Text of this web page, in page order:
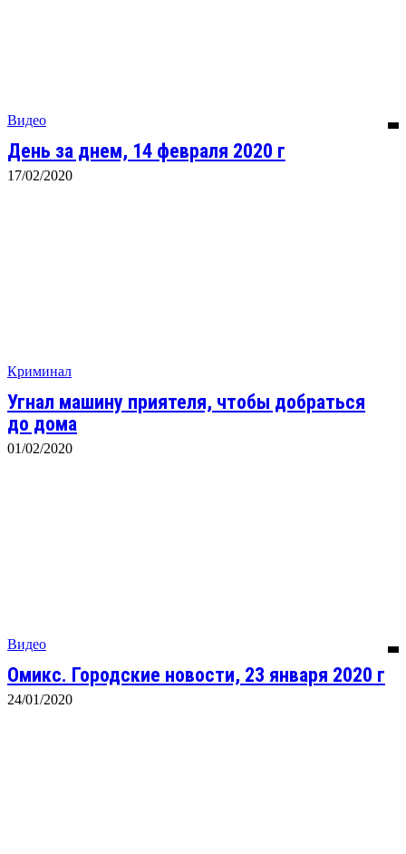
Видео
День за днем, 14 февраля 2020 г
17/02/2020
Криминал
Угнал машину приятеля, чтобы добраться
до дома
01/02/2020
Видео
Омикс. Городские новости, 23 января 2020 г
24/01/2020